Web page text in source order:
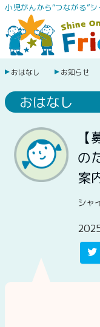
小児がんから“つながる”
おはなし お知らせ
おはなし
の
案
シャ